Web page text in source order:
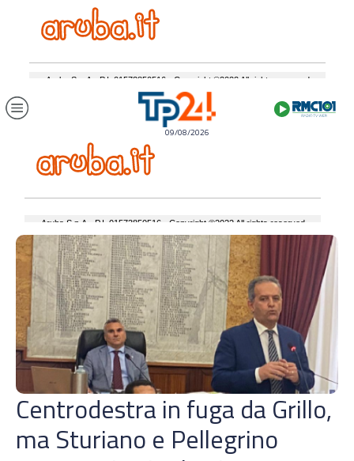
09/08/2026
Centrodestra in fuga da Grillo,
ma Sturiano e Pellegrino